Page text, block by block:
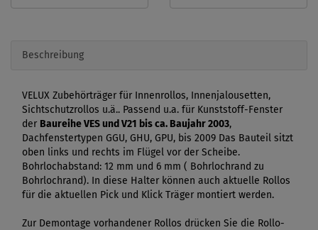
Beschreibung
VELUX Zubehörträger für Innenrollos, Innenjalousetten,
Sichtschutzrollos u.ä.. Passend u.a. für Kunststoff-Fenster
der Baureihe VES und V21 bis ca. Baujahr 2003,
Dachfenstertypen GGU, GHU, GPU, bis 2009 Das Bauteil sitzt
oben links und rechts im Flügel vor der Scheibe.
Bohrlochabstand: 12 mm und 6 mm ( Bohrlochrand zu
Bohrlochrand). In diese Halter können auch aktuelle Rollos
für die aktuellen Pick und Klick Träger montiert werden.
Zur Demontage vorhandener Rollos drücken Sie die Rollo-